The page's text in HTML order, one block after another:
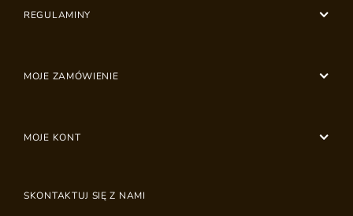
REGULAMINY
MOJE ZAMÓWIENIE
MOJE KONT
SKONTAKTUJ SIĘ Z NAMI